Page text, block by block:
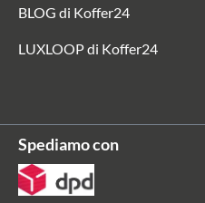
BLOG di Koffer24
LUXLOOP di Koffer24
Spediamo con